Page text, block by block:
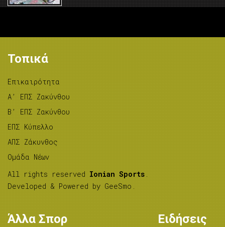
Τοπικά
Επικαιρότητα
A’ ΕΠΣ Ζακύνθου
B’ ΕΠΣ Ζακύνθου
ΕΠΣ Κύπελλο
ΑΠΣ Ζάκυνθος
Ομάδα Νέων
All rights reserved Ionian Sports .
Developed & Powered by GeeSmo .
Άλλα Σπορ Ειδήσεις